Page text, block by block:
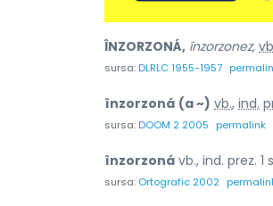
ÎNZORZONÁ, înzorzonez,
sursa:DLRLC 1955-1957
înzorzoná (a ~) vb., ind.
sursa:DOOM 2 2005 permalink
înzorzoná vb., ind. prez. 1
sursa: Ortografic 2002